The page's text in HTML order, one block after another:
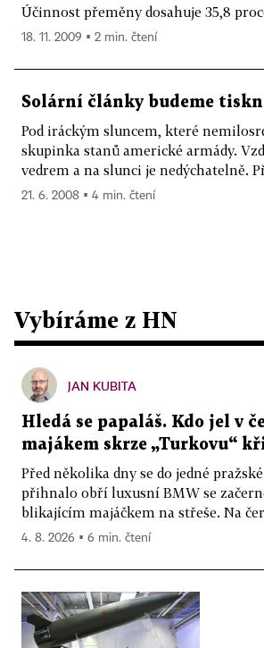
Účinnost přeměny dosahuje 35,8
18. 11. 2009 ▪ 2 min. čtení
Solární články budeme
Pod iráckým sluncem, které
skupinka stanů americké armády.
vedrem a na slunci je nedýchatelně.
21. 6. 2008 ▪ 4 min. čtení
Vybíráme z HN
JAN KUBITA
Hledá se papaláš. Kdo jel v
majákem skrze „Turkovu“
Před několika dny se do jedné
přihnalo obří luxusní BMW se
blikajícím majáčkem na střeše. Na
4. 8. 2026 ▪ 6 min. čtení